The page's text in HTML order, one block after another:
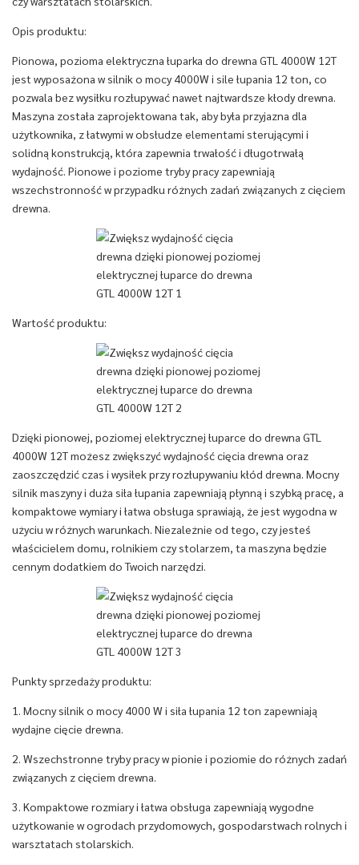
Opis produktu:
Pionowa, pozioma elektryczna łuparka do drewna GTL 4000W 12T
jest wyposażona w silnik o mocy 4000W i sile łupania 12 ton, co
pozwala bez wysiłku rozłupywać nawet najtwardsze kłody drewna.
Maszyna została zaprojektowana tak, aby była przyjazna dla
użytkownika, z łatwymi w obsłudze elementami sterującymi i
solidną konstrukcją, która zapewnia trwałość i długotrwałą
wydajność. Pionowe i poziome tryby pracy zapewniają
wszechstronność w przypadku różnych zadań związanych z cięciem
drewna.
Wartość produktu:
Dzięki pionowej, poziomej elektrycznej łuparce do drewna GTL
4000W 12T możesz zwiększyć wydajność cięcia drewna oraz
zaoszczędzić czas i wysiłek przy rozłupywaniu kłód drewna. Mocny
silnik maszyny i duża siła łupania zapewniają płynną i szybką pracę, a
kompaktowe wymiary i łatwa obsługa sprawiają, że jest wygodna w
użyciu w różnych warunkach. Niezależnie od tego, czy jesteś
właścicielem domu, rolnikiem czy stolarzem, ta maszyna będzie
cennym dodatkiem do Twoich narzędzi.
Punkty sprzedaży produktu:
1. Mocny silnik o mocy 4000 W i siła łupania 12 ton zapewniają
wydajne cięcie drewna.
2. Wszechstronne tryby pracy w pionie i poziomie do różnych zadań
związanych z cięciem drewna.
3. Kompaktowe rozmiary i łatwa obsługa zapewniają wygodne
użytkowanie w ogrodach przydomowych, gospodarstwach rolnych i
warsztatach stolarskich.